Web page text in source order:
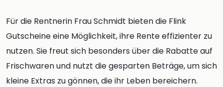
Für die Rentnerin Frau Schmidt bieten die Flink
Gutscheine eine Möglichkeit, ihre Rente effizienter zu
nutzen. Sie freut sich besonders über die Rabatte auf
Frischwaren und nutzt die gesparten Beträge, um sich
kleine Extras zu gönnen, die ihr Leben bereichern.